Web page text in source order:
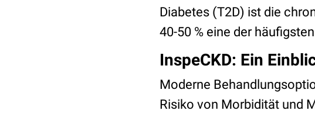
Diabetes (T2D) ist die
40-50 % eine der
InspeCKD: Ein
Moderne
Risiko von Morbidität und